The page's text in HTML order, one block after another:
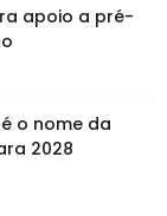
apoio a pré-
o nome da
2028